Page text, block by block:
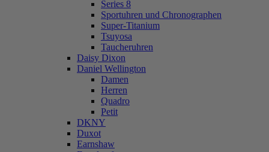
Series 8
Sportuhren und Chronographen
Super-Titanium
Tsuyosa
Taucheruhren
Daisy Dixon
Daniel Wellington
Damen
Herren
Quadro
Petit
DKNY
Duxot
Earnshaw